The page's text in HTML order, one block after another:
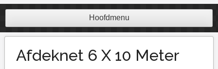
Hoofdmenu
Afdeknet 6 X 10 Meter